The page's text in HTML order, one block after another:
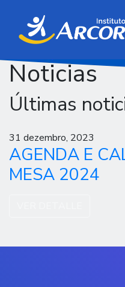
Noticias
Últimas
31 dezembro, 2023
AGENDA E
MESA 2024